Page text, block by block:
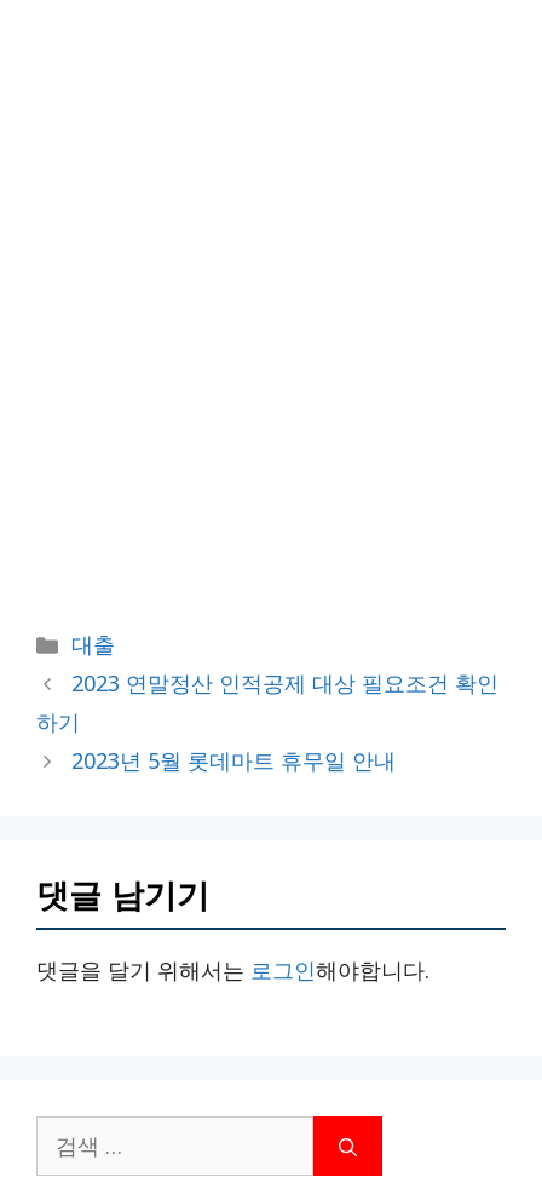
카
테
리
대출
2023 연말정산 인적공제 대상 필요조건 확인
하기
2023년 5월 롯데마트 휴무일 안내
댓글 남기기
댓글을 달기 위해서는 로그인해야합니다.
색: